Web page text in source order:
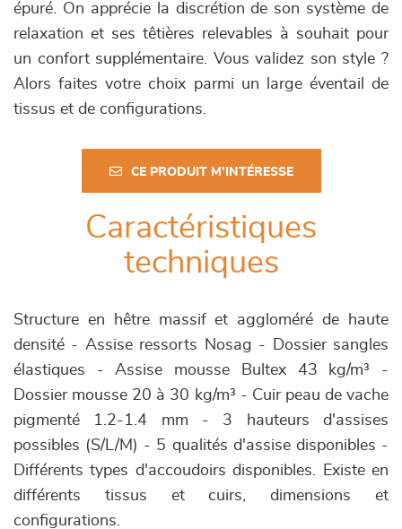
épuré. On apprécie la discrétion de son système de
relaxation et ses têtières relevables à souhait pour
un confort supplémentaire. Vous validez son style ?
Alors faites votre choix parmi un large éventail de
tissus et de configurations.
CE PRODUIT M'INTÉRESSE
Caractéristiques
techniques
Structure en hêtre massif et aggloméré de haute
densité - Assise ressorts Nosag - Dossier sangles
élastiques - Assise mousse Bultex 43 kg/m³ -
Dossier mousse 20 à 30 kg/m³ - Cuir peau de vache
pigmenté 1.2-1.4 mm - 3 hauteurs d'assises
possibles (S/L/M) - 5 qualités d'assise disponibles -
Différents types d'accoudoirs disponibles. Existe en
différents tissus et cuirs, dimensions et
configurations.